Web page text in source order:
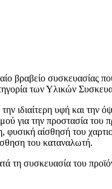
βραβείο
των Υλικών
ιδιαίτερη υφή και
για την προστασία του
φυσική αίσθησή του
του καταναλωτή.
τη συσκευασία του